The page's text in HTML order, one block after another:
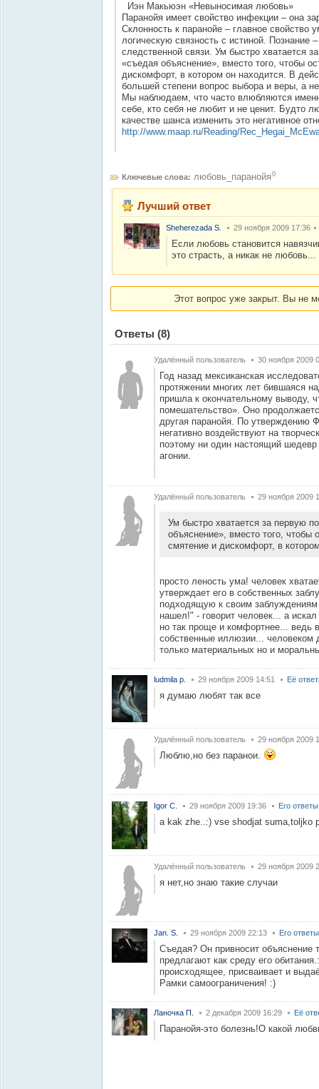
Иэн Макьюэн «Невыносимая любовь»
Паранойя имеет свойство инфекции – она
Склонность к паранойе – главное свойство
логическую связность с истиной. Познание
следственной связи. Ум быстро хватается
«съедая объяснение», вместо того, чтобы
дискомфорт, в котором он находится. В
большей степени вопрос выбора и веры, а
Мы наблюдаем, что часто влюбляются
себе, кто себя не любит и не ценит. Будто
качестве шанса изменить это негативное
http://www.maap.ru/Reading/
Ключевые слова: любовь_паранойя 0
Лучший ответ
Sheherezada S. 29 ноября 2009 17:36
Если любовь становится
это страсть, а никак не любовь...
Этот вопрос уже закрыт. Вы не
Ответы (8)
Удалённый пользователь 30 ноября 2009
Год назад мексиканская
протяжении многих лет бившаяся
пришла к окончательному выводу,
помешательство». Оно
другая паранойя. По утверждению
негативно воздействуют на
поэтому ни один настоящий
агонии.
Удалённый пользователь 29 ноября 2009
Ум быстро хватается за первую
объяснение», вместо того, чтобы
смятение и дискомфорт, в
просто леность ума! человек
утверждает его в собственных
подходящую к своим
нашел!" - говорит человек... а
но так проще и комфортнее... ведь
собственные иллюзии... человеком
только материальных но и
ludmila p. 29 ноября 2009 14:51 Её
я думаю любят так все
Удалённый пользователь 29 ноября 2009
Люблю,но без паранои.
Igor C. 29 ноября 2009 19:36 Его ответы
a kak zhe..:) vse shodjat suma,toljko
Удалённый пользователь 29 ноября 2009
я нет,но знаю такие случаи
Jan. S. 29 ноября 2009 22:13 Его ответы
Съедая? Он привносит объяснение
предлагают как среду его
происходящее, присваивает и
Рамки самоограничения! :)
Ланочка П. 2 декабря 2009 16:29 Её
Паранойя-это болезнь!О какой